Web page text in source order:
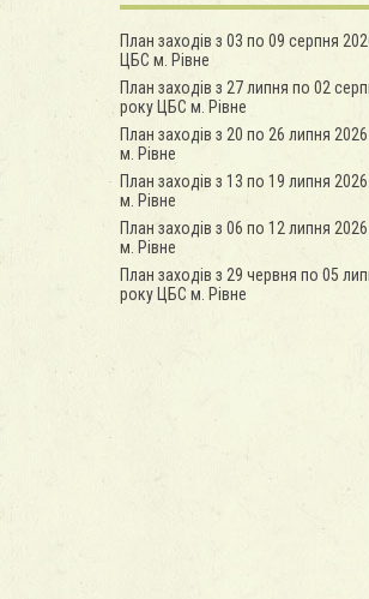
План заходів з 03 по 09 серпня
ЦБС м. Рівне
План заходів з 27 липня по 02
року ЦБС м. Рівне
План заходів з 20 по 26 липня
м. Рівне
План заходів з 13 по 19 липня
м. Рівне
План заходів з 06 по 12 липня
м. Рівне
План заходів з 29 червня по 05
року ЦБС м. Рівне